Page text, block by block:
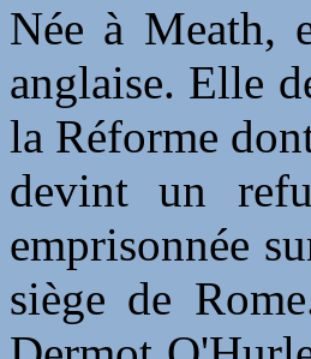
Née à Meath,
anglaise. Elle
la Réforme
devint un
emprisonnée
siège de